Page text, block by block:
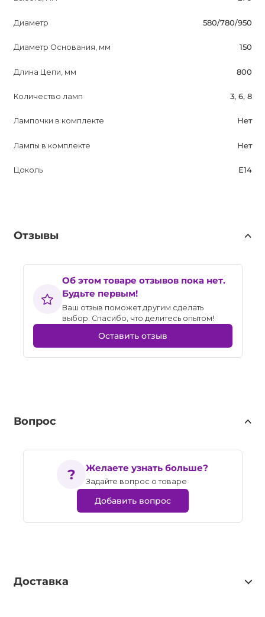
Диаметр 580/780/950
Диаметр Основания, мм 150
Длина Цепи, мм 800
Количество ламп 3, 6, 8
Лампочки в комплекте Нет
Лампы в комплекте Нет
Цоколь E14
Отзывы
Об этом товаре отзывов пока нет.
Будьте первым!
Ваш отзыв поможет другим сделать
выбор. Спасибо, что делитесь опытом!
Оставить отзыв
Вопрос
Желаете узнать больше?
Задайте вопрос о товаре
Добавить вопрос
Доставка